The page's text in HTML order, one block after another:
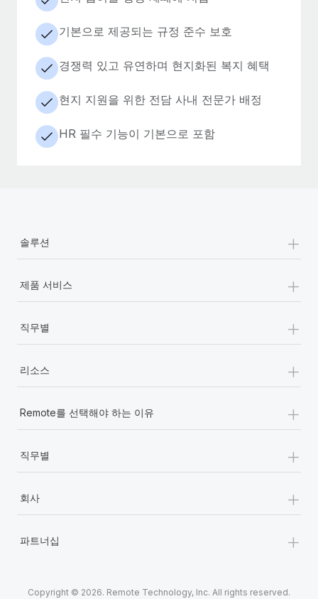
기본으로 제공되는 규정 준수 보호
경쟁력 있고 유연하며 현지화된 복지 혜택
현지 지원을 위한 전담 사내 전문가 배정
HR 필수 기능이 기본으로 포함
솔루션 +
제품 서비스 +
직무별 +
리소스 +
Remote를 선택해야 하는 이유 +
직무별 +
회사 +
파트너십 +
Copyright © 2026. Remote Technology, Inc. All rights reserved.